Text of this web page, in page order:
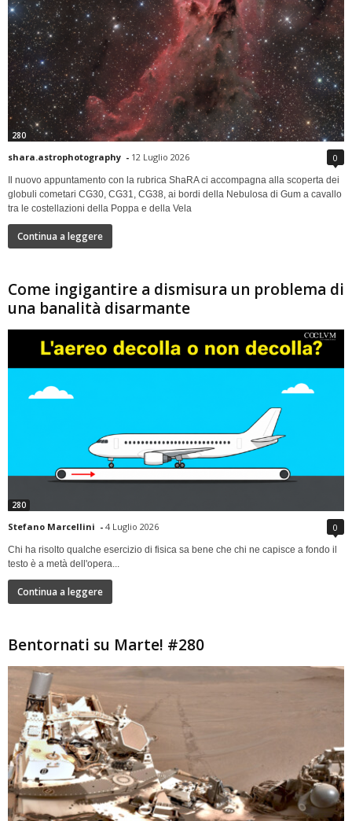
280
shara.astrophotography - 12 Luglio 2026 0
Il nuovo appuntamento con la rubrica ShaRA ci accompagna alla scoperta dei
globuli cometari CG30, CG31, CG38, ai bordi della Nebulosa di Gum a cavallo
tra le costellazioni della Poppa e della Vela
Continua a leggere
Come ingigantire a dismisura un problema di
una banalità disarmante
280
Stefano Marcellini - 4 Luglio 2026 0
Chi ha risolto qualche esercizio di fisica sa bene che chi ne capisce a fondo il
testo è a metà dell'opera...
Continua a leggere
Bentornati su Marte! #280